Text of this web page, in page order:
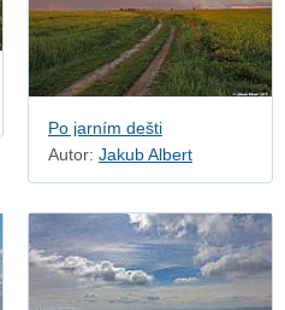
Po jarním dešti
Autor: Jakub Albert